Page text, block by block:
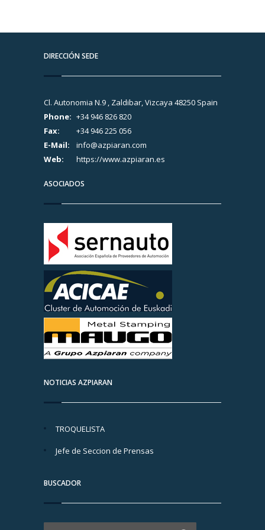
DIRECCIÓN SEDE
Cl. Autonomia N.9 , Zaldibar, Vizcaya 48250 Spain
Phone: +34 946 826 820
Fax:
+34 946 225 056
E-Mail:
info@azpiaran.com
Web:
https://www.azpiaran.es
ASOCIADOS
NOTICIAS AZPIARAN
TROQUELISTA
Jefe de Seccion de Prensas
BUSCADOR